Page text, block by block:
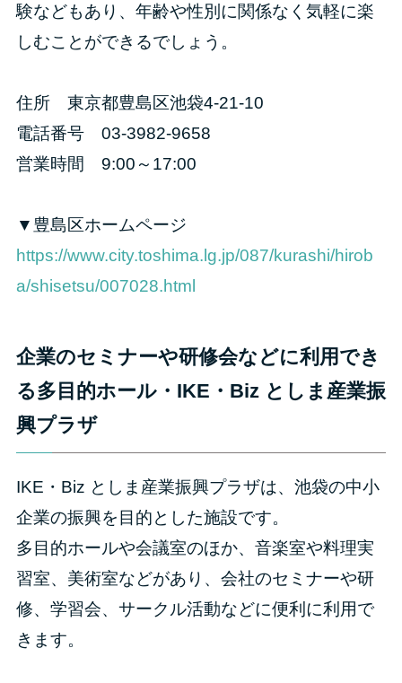
験などもあり、年齢や性別に関係なく気軽に楽
しむことができるでしょう。
住所 東京都豊島区池袋4-21-10
電話番号 03-3982-9658
営業時間 9:00～17:00
▼豊島区ホームページ
https://www.city.toshima.lg.jp/087/kurashi/hirob
a/shisetsu/007028.html
企業のセミナーや研修会などに利用でき
る多目的ホール・IKE・Biz としま産業振
興プラザ
IKE・Biz としま産業振興プラザは、池袋の中小
企業の振興を目的とした施設です。
多目的ホールや会議室のほか、音楽室や料理実
習室、美術室などがあり、会社のセミナーや研
修、学習会、サークル活動などに便利に利用で
きます。